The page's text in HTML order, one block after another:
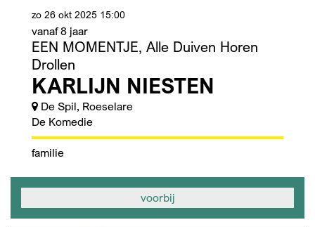
EEN MOMENTJE, Alle Duiven Horen
Drollen
KARLIJN NIESTEN
vanaf 8 jaar
zo 26 okt 2025 15:00
De Spil, Roeselare
De Komedie
familie
voorbij